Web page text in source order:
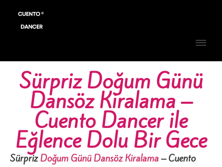
Sürpriz Doğum Günü
Dansöz Kiralama –
Cuento Dancer ile
Eğlence Dolu Bir Gece
SürprizDoğum Günü Dansöz Kiralama– Cuento